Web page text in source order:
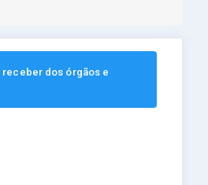
receber dos órgãos e